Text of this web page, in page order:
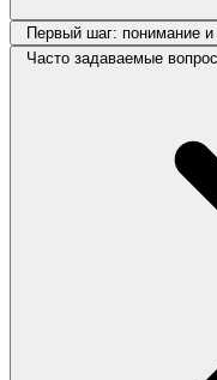
Первый шаг: понимание и
Часто задаваемые